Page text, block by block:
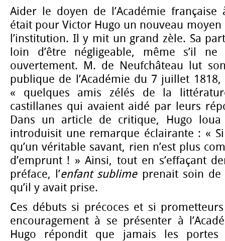
Aider le doyen de l’Académie française
était pour Victor Hugo un nouveau
l’institution. Il y mit un grand zèle. Sa
loin d’être négligeable, même s’il
ouvertement. M. de Neufchâteau lut
publique de l’Académie du 7 juillet
« quelques amis zélés de la
castillanes qui avaient aidé par leurs
Dans un article de critique, Hugo
introduisit une remarque éclairante : «
qu’un véritable savant, rien n’est plus
d’emprunt ! » Ainsi, tout en s’effaçant
préface, l’enfant sublimeprenait soin de
qu’il y avait prise.
Ces débuts si précoces et si
encouragement à se présenter à
Hugo répondit que jamais les